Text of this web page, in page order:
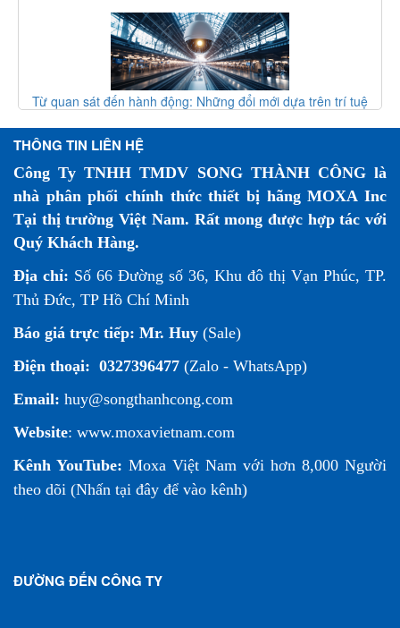
mới dựa trên trí tuệ
Giao thức vòng MRP (IEC 62439-2) –
THÔNG TIN LIÊN HỆ
Công Ty TNHH TMDV SONG THÀNH CÔNG là
nhà phân phối chính thức thiết bị hãng MOXA Inc
Tại thị trường Việt Nam. Rất mong được hợp tác với
Quý Khách Hàng.
Địa chỉ: Số 66 Đường số 36, Khu đô thị Vạn Phúc, TP.
Thủ Đức, TP Hồ Chí Minh
Báo giá trực tiếp: Mr. Huy (Sale)
Điện thoại: 0327396477 (Zalo - WhatsApp)
Email: huy@songthanhcong.com
Website: www.moxavietnam.com
Kênh YouTube: Moxa Việt Nam với hơn 8,000 Người
theo dõi (Nhấn tại đây để vào kênh)
ĐƯỜNG ĐẾN CÔNG TY